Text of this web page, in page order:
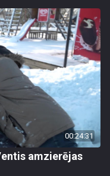
00:24:31
amzierējas